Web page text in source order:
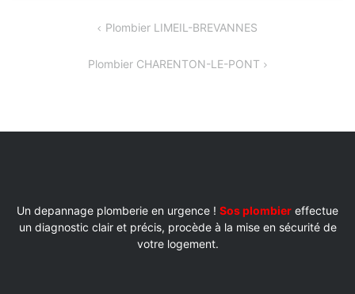
NAVIGATIONPlombier LIMEIL-BREVANNES
Plombier CHARENTON-LE-PONT
Un depannage plomberie en urgence ! Sos plombier effectue
un diagnostic clair et précis, procède à la mise en sécurité de
votre logement.